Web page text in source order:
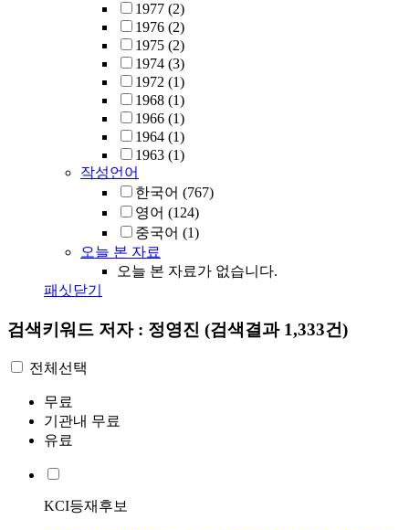
1977 (2)
1976 (2)
1975 (2)
1974 (3)
1972 (1)
1968 (1)
1966 (1)
1964 (1)
1963 (1)
작성언어
한국어 (767)
영어 (124)
중국어 (1)
오늘 본 자료
오늘 본 자료가 없습니다.
패싯닫기
검색키워드 저자 : 정영진 (검색결과 1,333건)
전체선택
무료
기관내 무료
유료
KCI등재후보